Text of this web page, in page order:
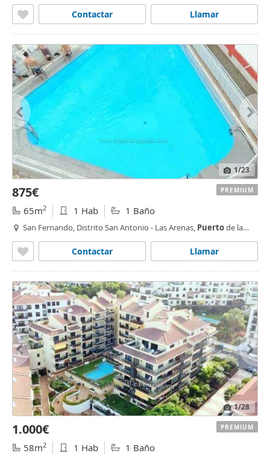
Llamar
Contactar
1/23
875€
65m2 1 Hab 1 Baño
San Fernando, Distrito San Antonio - Las Arenas, Puertode la
Llamar
Contactar
PREMIUM
1/28
1.000€
58m2 1 Hab 1 Baño
PREMIUM